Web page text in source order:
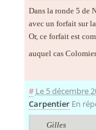
Dans la ronde 5 de
avec un forfait sur
Or, ce forfait est
auquel cas
# Le 5 décembre
Carpentier En
Gilles